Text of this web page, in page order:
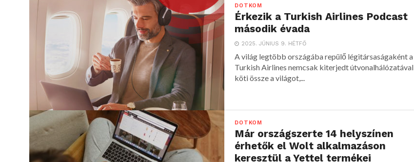
DOTKOM
Érkezik a Turkish Airlines Podcast
második évada
2025. JÚNIUS 9. HÉTFŐ
A világ legtöbb országába repülő légitársaságaként a
Turkish Airlines nemcsak kiterjedt útvonalhálózatával
köti össze a világot,...
DOTKOM
Már országszerte 14 helyszínen
érhetők el Wolt alkalmazáson
keresztül a Yettel termékei